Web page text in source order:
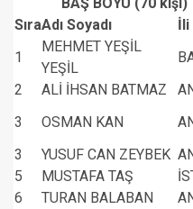
SıraAdı Soyadı İli
1
MEHMET YEŞİL
YEŞİL
2
ALİ İHSAN BATMAZ
3
OSMAN KAN
3
YUSUF CAN ZEYBEK
5
MUSTAFA TAŞ
6
TURAN BALABAN